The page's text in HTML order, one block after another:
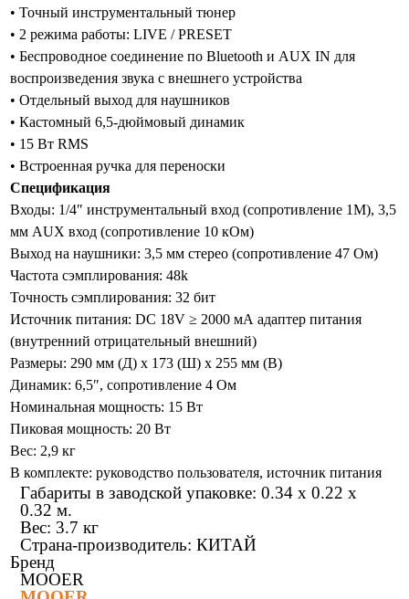
• Точный инструментальный тюнер
• 2 режима работы: LIVE / PRESET
• Беспроводное соединение по Bluetooth и AUX IN для
воспроизведения звука с внешнего устройства
• Отдельный выход для наушников
• Кастомный 6,5-дюймовый динамик
• 15 Вт RMS
• Встроенная ручка для переноски
Спецификация
Входы: 1/4″ инструментальный вход (сопротивление 1M), 3,5
мм AUX вход (сопротивление 10 кОм)
Выход на наушники: 3,5 мм стерео (сопротивление 47 Ом)
Частота сэмплирования: 48k
Точность сэмплирования: 32 бит
Источник питания: DC 18V ≥ 2000 мА адаптер питания
(внутренний отрицательный внешний)
Размеры: 290 мм (Д) x 173 (Ш) x 255 мм (В)
Динамик: 6,5″, сопротивление 4 Ом
Номинальная мощность: 15 Вт
Пиковая мощность: 20 Вт
Вес: 2,9 кг
В комплекте: руководство пользователя, источник питания
Габариты в заводской упаковке: 0.34 x 0.22 x
0.32 м.
Вес: 3.7 кг
Страна-производитель: КИТАЙ
Бренд
MOOER